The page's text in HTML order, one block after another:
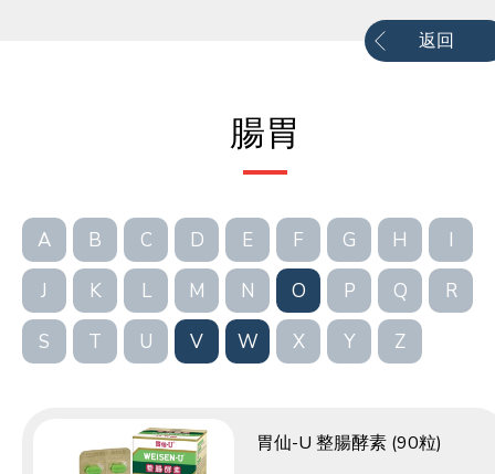
返回
腸胃
A B C D E F G H
I
J
K L M N O P Q
R
S
T U V W X Y Z
胃仙-U 整腸酵素 (90粒)